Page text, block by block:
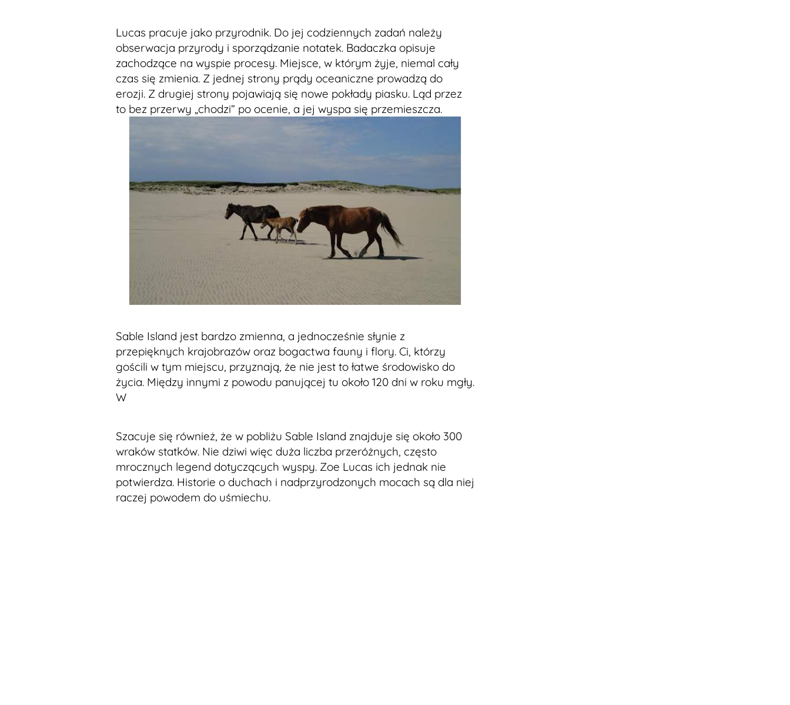
Lucas pracuje jako przyrodnik. Do jej codziennych zadań należy
obserwacja przyrody i sporządzanie notatek. Badaczka opisuje
zachodzące na wyspie procesy. Miejsce, w którym żyje, niemal cały
czas się zmienia. Z jednej strony prądy oceaniczne prowadzą do
erozji. Z drugiej strony pojawiają się nowe pokłady piasku. Ląd przez
to bez przerwy „chodzi” po ocenie, a jej wyspa się przemieszcza.
Sable Island jest bardzo zmienna, a jednocześnie słynie z
przepięknych krajobrazów oraz bogactwa fauny i flory. Ci, którzy
gościli w tym miejscu, przyznają, że nie jest to łatwe środowisko do
życia. Między innymi z powodu panującej tu około 120 dni w roku mgły.
W
Szacuje się również, że w pobliżu Sable Island znajduje się około 300
wraków statków. Nie dziwi więc duża liczba przeróżnych, często
mrocznych legend dotyczących wyspy. Zoe Lucas ich jednak nie
potwierdza. Historie o duchach i nadprzyrodzonych mocach są dla niej
raczej powodem do uśmiechu.